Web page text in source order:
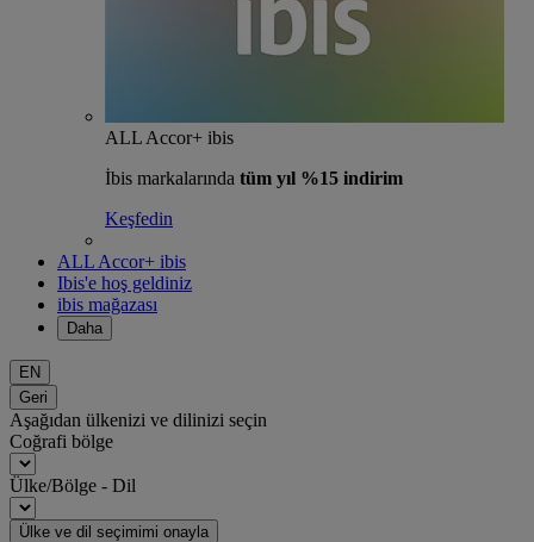
ALL Accor+ ibis
İbis markalarında tüm yıl %15 indirim
Keşfedin
ALL Accor+ ibis
Ibis'e hoş geldiniz
ibis mağazası
Daha
EN
Geri
Aşağıdan ülkenizi ve dilinizi seçin
Coğrafi bölge
Ülke/Bölge - Dil
Ülke ve dil seçimimi onayla